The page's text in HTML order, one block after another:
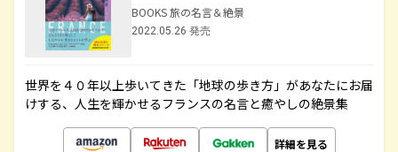
BOOKS 旅の名言＆絶景
2022.05.26 発売
世界を４０年以上歩いてきた「地球の歩き方」があなたにお届
けする、人生を輝かせるフランスの名言と癒やしの絶景集
詳細を見る